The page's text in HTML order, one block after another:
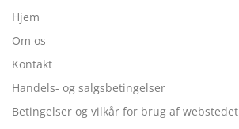
Hjem
Om os
Kontakt
Handels- og salgsbetingelser
Betingelser og vilkår for brug af webstedet